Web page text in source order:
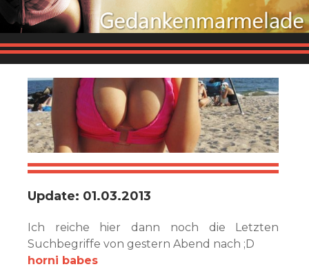
Update: 01.03.2013
Ich reiche hier dann noch die Letzten
Suchbegriffe von gestern Abend nach ;D
horni babes